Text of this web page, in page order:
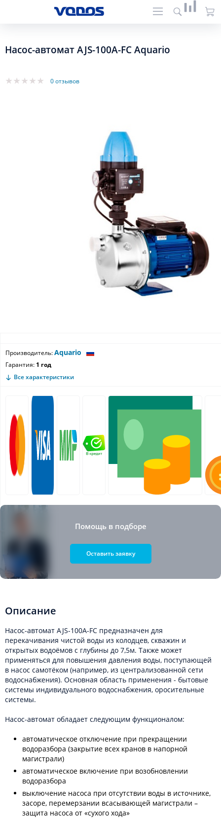
Насос-автомат AJS-100A-FC Aquario
0 отзывов
Производитель:Aquario
Гарантия: 1 год
Все характеристики
Помощь в подборе
Оставить заявку
Описание
Насос-автомат AJS-100A-FС предназначен для
перекачивания чистой воды из колодцев, скважин и
открытых водоёмов с глубины до 7,5м. Также может
применяться для повышения давления воды, поступающей
в насос самотёком (например, из централизованной сети
водоснабжения). Основная область применения - бытовые
системы индивидуального водоснабжения, оросительные
системы.
Насос-автомат обладает следующим функционалом:
автоматическое отключение при прекращении
водоразбора (закрытие всех кранов в напорной
магистрали)
автоматическое включение при возобновлении
водоразбора
выключение насоса при отсутствии воды в источнике,
засоре, перемерзании всасывающей магистрали –
защита насоса от «сухого хода»